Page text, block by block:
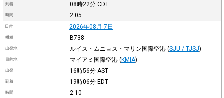
到着 08時22分 CDT
時間 2:05
日付 2026年08月 7日
機種 B738
出発地 ルイス・ムニョス・マリン国際空港 (SJU / TJSJ)
目的地 マイアミ国際空港 (KMIA)
出発 16時56分 AST
到着 19時06分 EDT
時間 2:10